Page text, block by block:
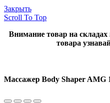
Закрыть
Scroll To Top
Внимание товар на
товара
Массажер Body Shaper AMG